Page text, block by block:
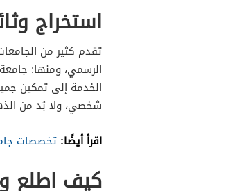
معرفة بيانات
كيف اطلع
التحقق من
استخراج
استخراج
تقدم كثير من
الرسمي، ومنها:
الخدمة إلى تمكين
شخصي، ولا بُد من
اقرأ أيضًا: تخصصات
كيف اطلع